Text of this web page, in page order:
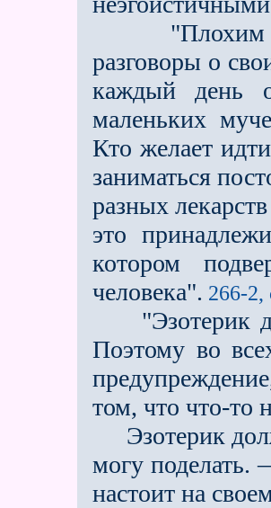
"Плохим
разговоры о
каждый день
маленьких
Кто желает
заниматься
разных
это
котором
человека". 266-2,
"Эзотерик
Поэтому во
том, что что-то
Эзотерик
могу поделать.
настоит на